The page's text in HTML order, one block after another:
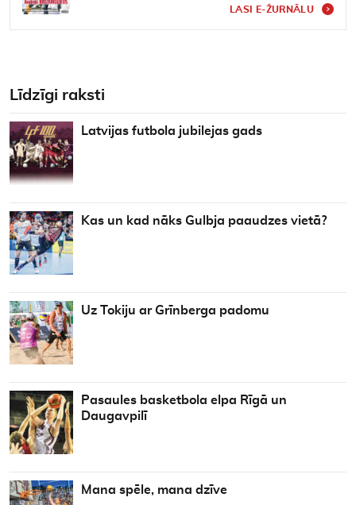
LASI E-ŽURNĀLU
Līdzīgi raksti
Latvijas futbola jubilejas gads
Kas un kad nāks Gulbja paaudzes vietā?
Uz Tokiju ar Grīnberga padomu
Pasaules basketbola elpa Rīgā un
Daugavpilī
Mana spēle, mana dzīve